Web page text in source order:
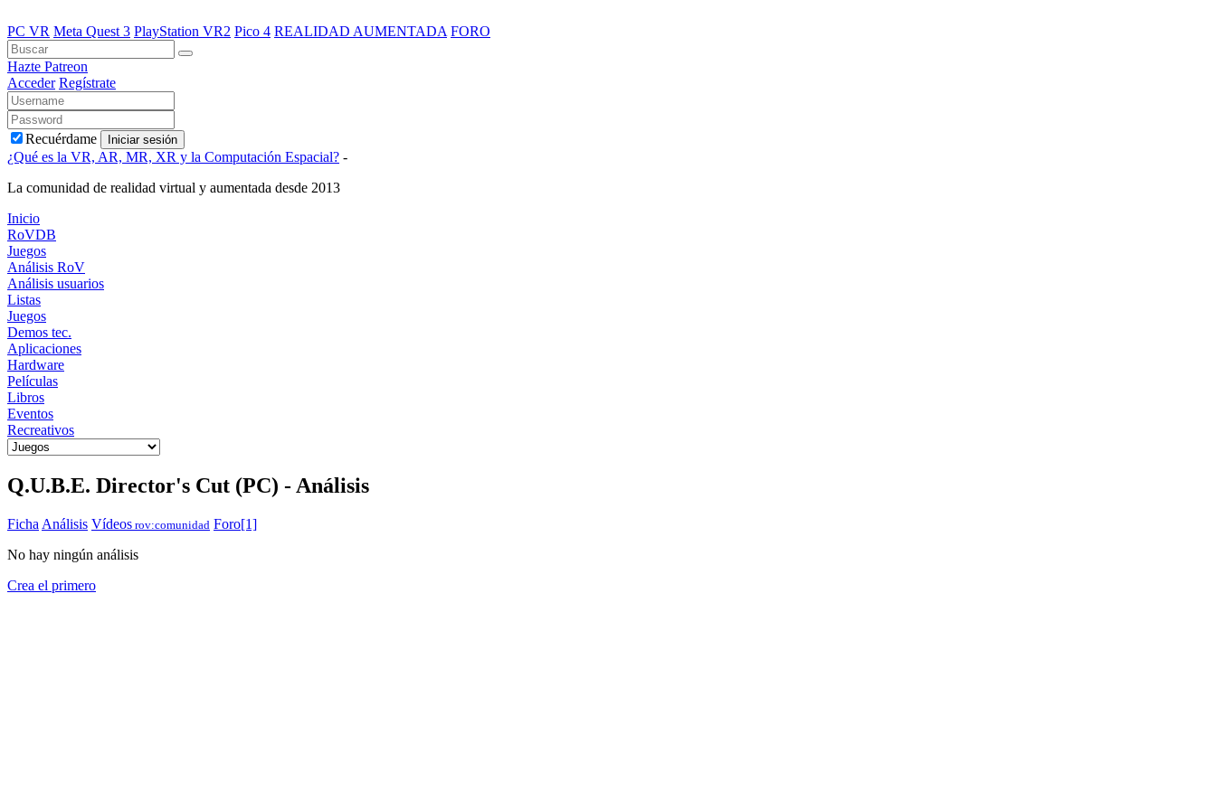
PC VR Meta Quest 3 PlayStation VR2 Pico 4 REALIDAD AUMENTADA FORO
Hazte Patreon
Acceder Regístrate
Recuérdame Iniciar sesión
¿Qué es la VR, AR, MR, XR y la Computación Espacial? -
La comunidad de realidad virtual y aumentada desde 2013
Inicio
RoVDB
Juegos
Análisis RoV
Análisis usuarios
Listas
Juegos
Demos tec.
Aplicaciones
Hardware
Películas
Libros
Eventos
Recreativos
Q.U.B.E. Director's Cut (PC) - Análisis
Ficha Análisis Vídeos rov:comunidad Foro[1]
No hay ningún análisis
Crea el primero